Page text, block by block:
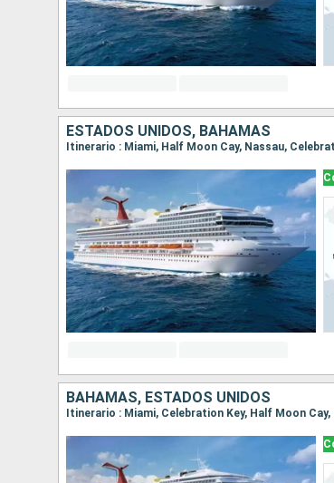
ESTADOS UNIDOS, BAHAMAS
Itinerario : Miami, Half Moon Cay, Nassau,
BAHAMAS, ESTADOS UNIDOS
Itinerario : Miami, Celebration Key, Half Moon